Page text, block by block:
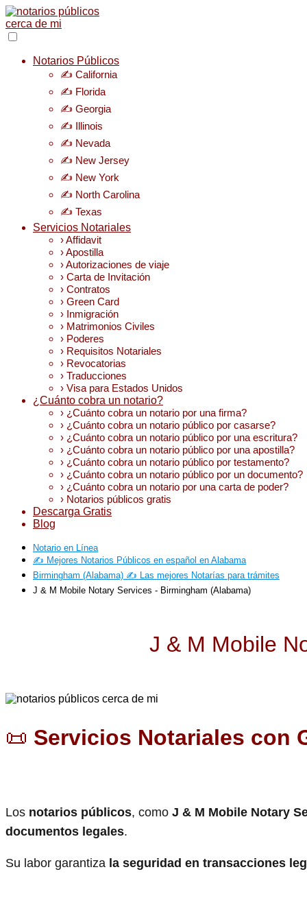
Notarios Públicos
✍️ California
✍️ Florida
✍️ Georgia
✍️ Illinois
✍️ Nevada
✍️ New Jersey
✍️ New York
✍️ North Carolina
✍️ Texas
Servicios Notariales
› Affidavit
› Apostilla
› Autorizaciones de viaje
› Carta de Invitación
› Contratos
› Green Card
› Inmigración
› Matrimonios Civiles
› Poderes
› Requisitos Notariales
› Revocatorias
› Traducciones
› Visa para Estados Unidos
¿Cuánto cobra un notario?
› ¿Cuánto cobra un notario por una firma?
› ¿Cuánto cobra un notario público por casarse?
› ¿Cuánto cobra un notario público por una escritura?
› ¿Cuánto cobra un notario público por una apostilla?
› ¿Cuánto cobra un notario público por testamento?
› ¿Cuánto cobra un notario público por un documento?
› ¿Cuánto cobra un notario por una carta de poder?
› Notarios públicos gratis
Descarga Gratis
Blog
Notario en Línea
✍️ Mejores Notarios Públicos en español en Alabama
Birmingham (Alabama) ✍️ Las mejores Notarías para trámites
J & M Mobile Notary Services - Birmingham (Alabama)
J & M Mobile
📜 Servicios Notariales con
Los notarios públicos, como J & M Mobile Notary
documentos legales.
Su labor garantiza la seguridad en transacciones